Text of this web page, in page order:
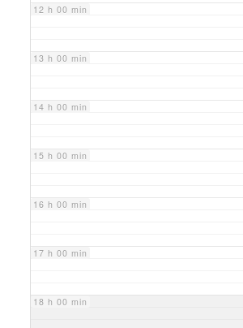
12 h 00 min
13 h 00 min
14 h 00 min
15 h 00 min
16 h 00 min
17 h 00 min
18 h 00 min